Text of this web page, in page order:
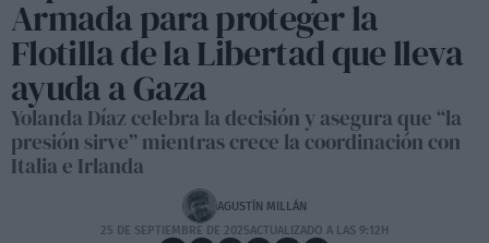
Armada para proteger la
Flotilla de la Libertad que lleva
ayuda a Gaza
Yolanda Díaz celebra la decisión y asegura que “la
presión sirve” mientras crece la coordinación con
Italia e Irlanda
AGUSTÍN MILLÁN
25 DE SEPTIEMBRE DE 2025ACTUALIZADO A LAS 9:12H